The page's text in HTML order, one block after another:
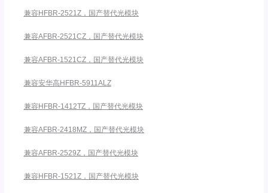
兼容HFBR-2521Z，国产替代光模块
兼容AFBR-2521CZ，国产替代光模块
兼容AFBR-1521CZ，国产替代光模块
兼容安华高HFBR-5911ALZ
兼容HFBR-1412TZ，国产替代光模块
兼容AFBR-2418MZ，国产替代光模块
兼容AFBR-2529Z，国产替代光模块
兼容HFBR-1521Z，国产替代光模块